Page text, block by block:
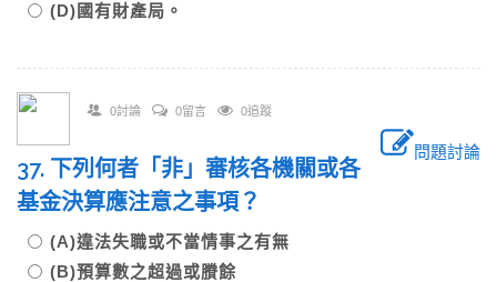
(D)國有財產局。
0討論 0留言 0追蹤
問題討論
37. 下列何者「非」審核各機關或各
基金決算應注意之事項？
(A)違法失職或不當情事之有無
(B)預算數之超過或賸餘